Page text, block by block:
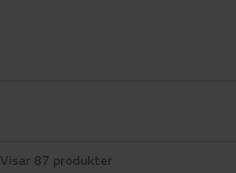
Visar 87 produkter